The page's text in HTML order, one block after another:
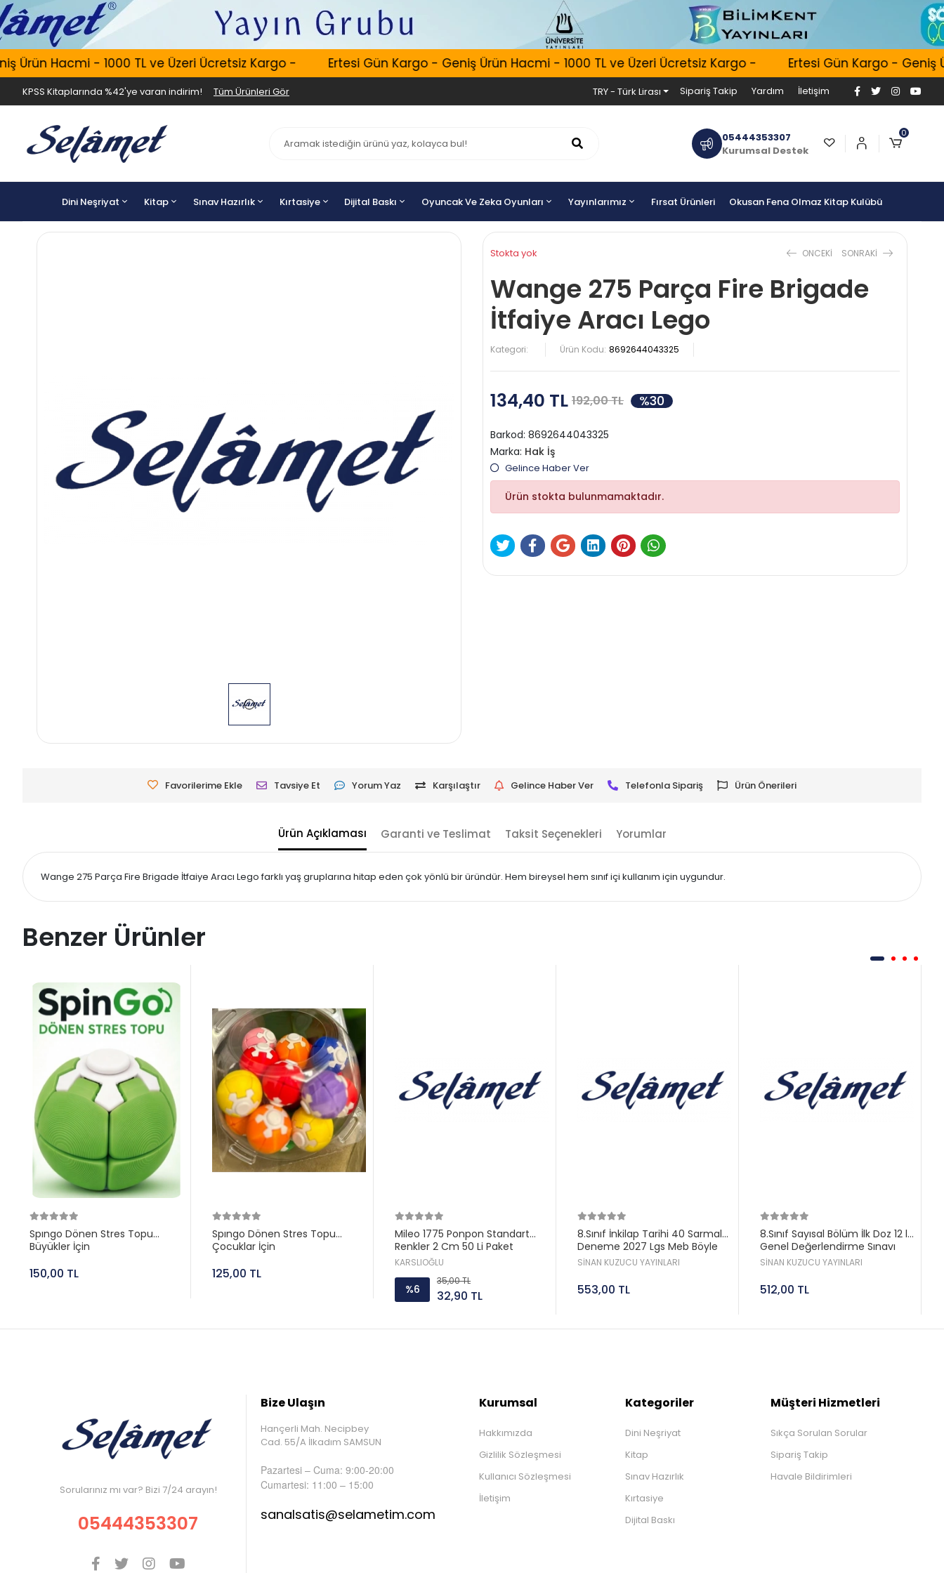
Hacmi - 1000 TL ve Üzeri Ücretsiz Kargo - Ertesi Gün Kargo - Geniş Ürün Hacmi - 1000 TL ve Üzeri Ücretsiz Kargo - Ertesi Gün Kargo - Geniş
KPSS Kitaplarında %42'ye varan indirim! Tüm Ürünleri Gör TRY - Türk Lirası Sipariş Takip Yardım İletişim
05444353307
Kurumsal Destek
0
Dini Neşriyat Kitap Sınav Hazırlık Kırtasiye Dijital Baskı Oyuncak Ve Zeka Oyunları Yayınlarımız Fırsat Ürünleri Okusan Fena Olmaz Kitap Kulübü
Stokta yok ONCEKI SONRAKI
Wange 275 Parça Fire Brigade
İtfaiye Aracı Lego
Kategori: Ürün Kodu: 8692644043325
134,40 TL 192,00 TL %30
Barkod: 8692644043325
Marka: Hak İş
Gelince Haber Ver
Ürün stokta bulunmamaktadır.
Favorilerime Ekle Tavsiye Et Yorum Yaz Karşılaştır Gelince Haber Ver Telefonla Sipariş Ürün Önerileri
Ürün Açıklaması Garanti ve Teslimat Taksit Seçenekleri Yorumlar
Wange 275 Parça Fire Brigade İtfaiye Aracı Lego farklı yaş gruplarına hitap eden çok yönlü bir üründür. Hem bireysel hem sınıf içi kullanım için uygundur.
Benzer Ürünler
Spıngo Dönen Stres Topu
Büyükler İçin
150,00 TL
Spıngo Dönen Stres Topu
Çocuklar İçin
125,00 TL
Mileo 1775 Ponpon Standart
Renkler 2 Cm 50 Li Paket
KARSLIOĞLU
%6
35,00 TL
32,90 TL
8.Sınıf İnkilap Tarihi 40 Sarmal
Deneme 2027 Lgs Meb Böyle
Sorar Sinan Kuzucu
SİNAN KUZUCU YAYINLARI
553,00 TL
8.Sınıf Sayısal Bölüm İlk Doz 12 li
Genel Değerlendirme Sınavı
2027 Lgs Sinan Kuzucu
SİNAN KUZUCU YAYINLARI
512,00 TL
Sorularınız mı var? Bizi 7/24 arayın!
05444353307
Bize Ulaşın
Hançerli Mah. Necipbey
Cad. 55/A İlkadım SAMSUN
Pazartesi – Cuma: 9:00-20:00
Cumartesi: 11:00 – 15:00
sanalsatis@selametim.com
Kurumsal
Hakkımızda
Gizlilik Sözleşmesi
Kullanıcı Sözleşmesi
İletişim
Kategoriler
Dini Neşriyat
Kitap
Sınav Hazırlık
Kırtasiye
Dijital Baskı
Müşteri Hizmetleri
Sıkça Sorulan Sorular
Sipariş Takip
Havale Bildirimleri